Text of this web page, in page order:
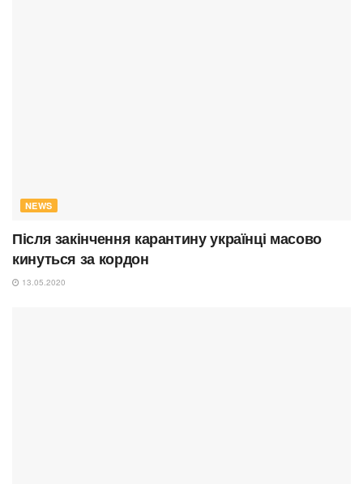
NEWS
Після закінчення карантину українці масово
кинуться за кордон
13.05.2020